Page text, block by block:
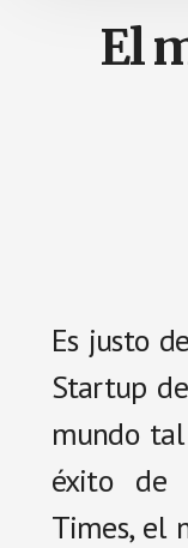
El
Es justo
Startup
mundo tal
éxito de
Times, el